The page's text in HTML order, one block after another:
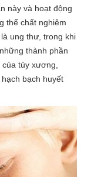
này và hoạt động
thể chất nghiêm
ung thư, trong khi
thành phần
tủy xương,
bạch huyết